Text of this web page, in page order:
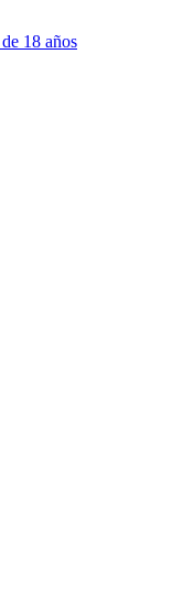
18 años